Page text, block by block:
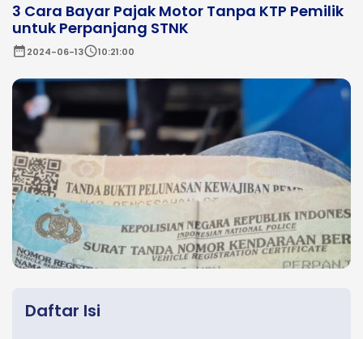
3 Cara Bayar Pajak Motor Tanpa KTP Pemilik
untuk Perpanjang STNK
date_range2024-06-13schedule10:21:00
Daftar Isi